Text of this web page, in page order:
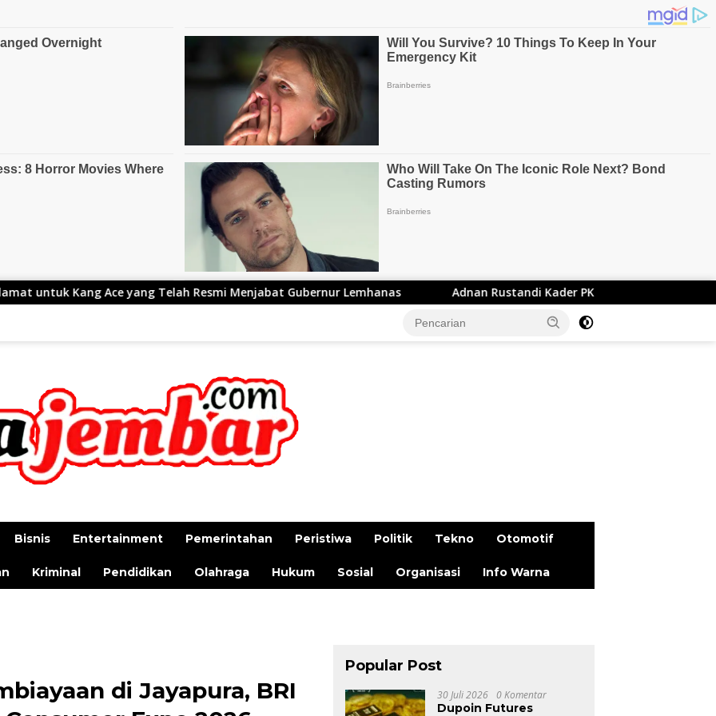
yang Telah Resmi Menjabat Gubernur Lemhanas Adnan Rustandi Kader PKS di Lantik Menjadi Anggota DPRD
Bisnis Entertainment Pemerintahan Peristiwa Politik Tekno Otomotif
Kriminal Pendidikan Olahraga Hukum Sosial Organisasi Info Warna
di Jayapura, BRI
Popular Post
30 Juli 2026 0 Komentar
Dupoin Futures